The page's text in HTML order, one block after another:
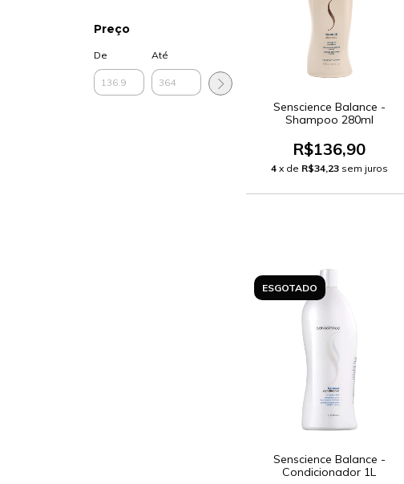
Preço
De Até
Senscience Balance -
Shampoo 280ml
R$136,90
4 x de R$34,23 sem juros
ESGOTADO
Senscience Balance -
Condicionador 1L